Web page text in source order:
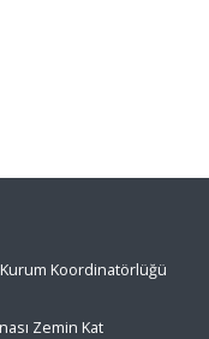
Koordinatörlüğü
Zemin Kat